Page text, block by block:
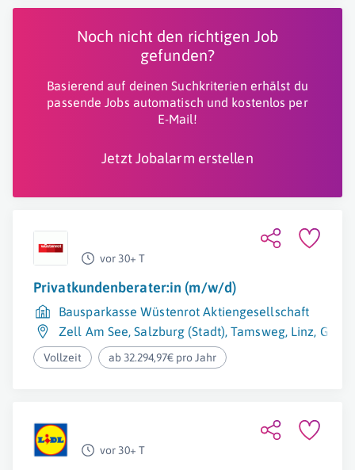
Noch nicht den richtigen Job
gefunden?
Basierend auf deinen Suchkriterien erhälst du
passende Jobs automatisch und kostenlos per
E-Mail!
Jetzt Jobalarm erstellen
vor 30+ T
Privatkundenberater:in (m/w/d)
Bausparkasse Wüstenrot Aktiengesellschaft
Zell Am See,Salzburg (Stadt),Tamsweg, Linz,
Vollzeit ab 32.294,97€ pro Jahr
vor 30+ T